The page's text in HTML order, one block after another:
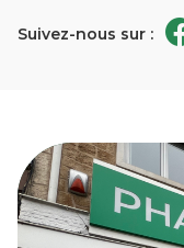
Suivez-nous sur :